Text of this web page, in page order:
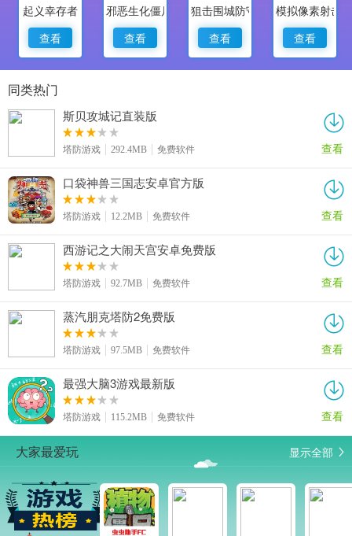
起义幸存者
查看
邪恶生化僵尸2
查看
狙击围城防守与摧毁
查看
模拟像素射击
查看
同类热门
斯贝攻城记直装版
塔防游戏 292.4MB 免费软件 查看
口袋神兽三国志安卓官方版
塔防游戏 12.2MB 免费软件 查看
西游记之大闹天宫安卓免费版
塔防游戏 92.7MB 免费软件 查看
蒸汽朋克塔防2免费版
塔防游戏 97.5MB 免费软件 查看
最强大脑3游戏最新版
塔防游戏 115.2MB 免费软件 查看
大家最爱玩 显示全部